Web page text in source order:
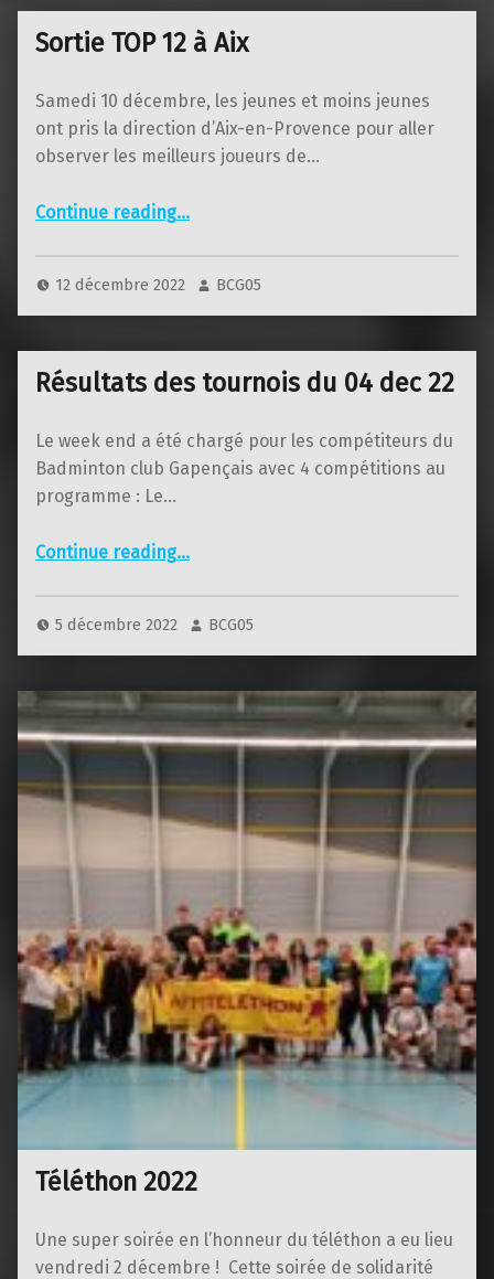
Sortie TOP 12 à Aix
Samedi 10 décembre, les jeunes et moins jeunes
ont pris la direction d’Aix-en-Provence pour aller
observer les meilleurs joueurs de…
Continue reading“Sortie TOP 12 à Aix”
…
12 décembre 2022 BCG05
Résultats des tournois du 04 dec 22
Le week end a été chargé pour les compétiteurs du
Badminton club Gapençais avec 4 compétitions au
programme : Le…
Continue reading“Résultats des tournois du 04 dec 22”
…
5 décembre 2022 BCG05
Téléthon 2022
Une super soirée en l’honneur du téléthon a eu lieu
vendredi 2 décembre ! Cette soirée de solidarité